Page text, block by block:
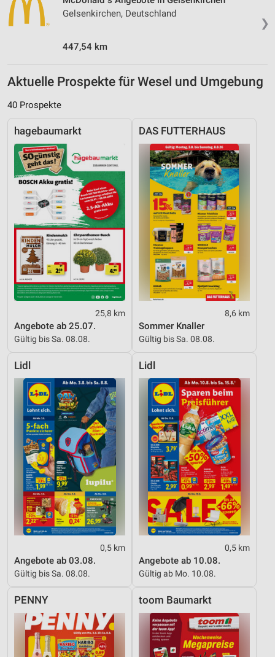
❯
Gelsenkirchen, Deutschland
447,54 km
Aktuelle Prospekte für Wesel und Umgebung
40 Prospekte
hagebaumarkt
25,8 km
Angebote ab 25.07.
Gültig bis Sa. 08.08.
DAS FUTTERHAUS
8,6 km
Sommer Knaller
Gültig bis Sa. 08.08.
Lidl
0,5 km
Angebote ab 03.08.
Gültig bis Sa. 08.08.
Lidl
0,5 km
Angebote ab 10.08.
Gültig ab Mo. 10.08.
PENNY toom Baumarkt